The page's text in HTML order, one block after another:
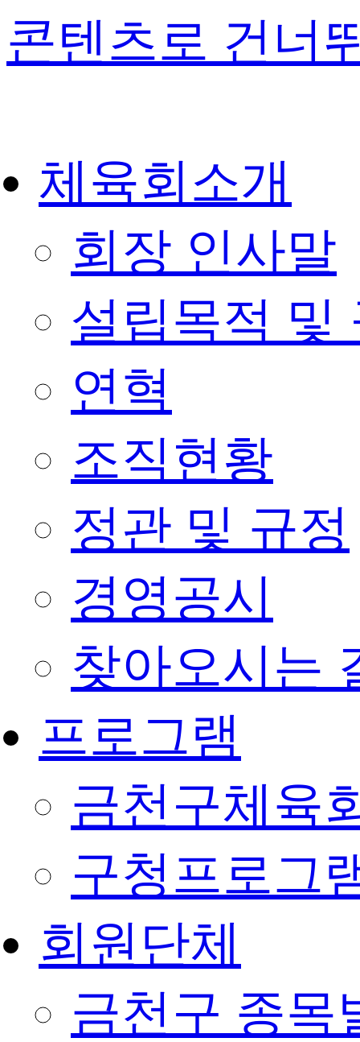
콘텐츠로 건너
체육회소개
회장 인사말
설립목적 및
연혁
조직현황
정관 및 규정
경영공시
찾아오시는
프로그램
금천구체육
구청프로그
회원단체
금천구 종목